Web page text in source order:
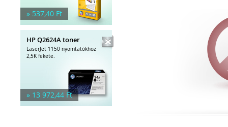
» 537,40 Ft
HP Q2624A toner
LaserJet 1150 nyomtatókhoz
2,5K fekete.
» 13 972,44 Ft